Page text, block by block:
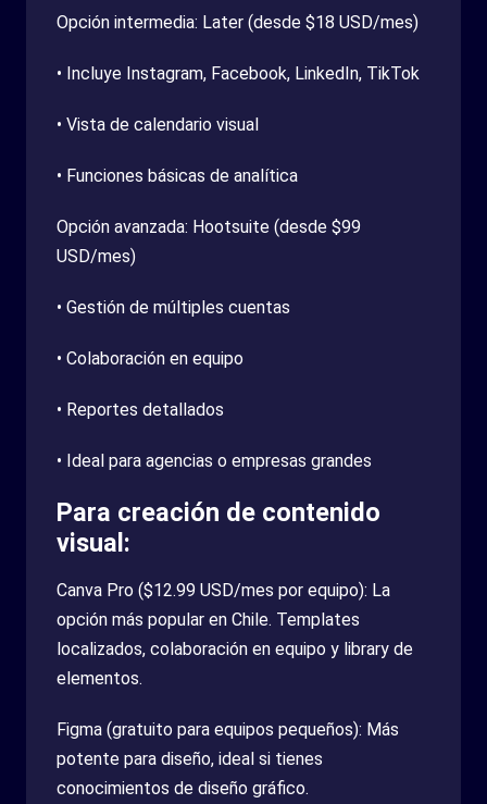
Opción intermedia: Later (desde $18 USD/mes)
• Incluye Instagram, Facebook, LinkedIn, TikTok
• Vista de calendario visual
• Funciones básicas de analítica
Opción avanzada: Hootsuite (desde $99
USD/mes)
• Gestión de múltiples cuentas
• Colaboración en equipo
• Reportes detallados
• Ideal para agencias o empresas grandes
Para creación de contenido
visual:
Canva Pro ($12.99 USD/mes por equipo): La
opción más popular en Chile. Templates
localizados, colaboración en equipo y library de
elementos.
Figma (gratuito para equipos pequeños): Más
potente para diseño, ideal si tienes
conocimientos de diseño gráfico.